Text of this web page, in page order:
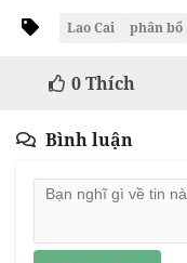
Lao Cai phân bổ
0Thích
Bình luận